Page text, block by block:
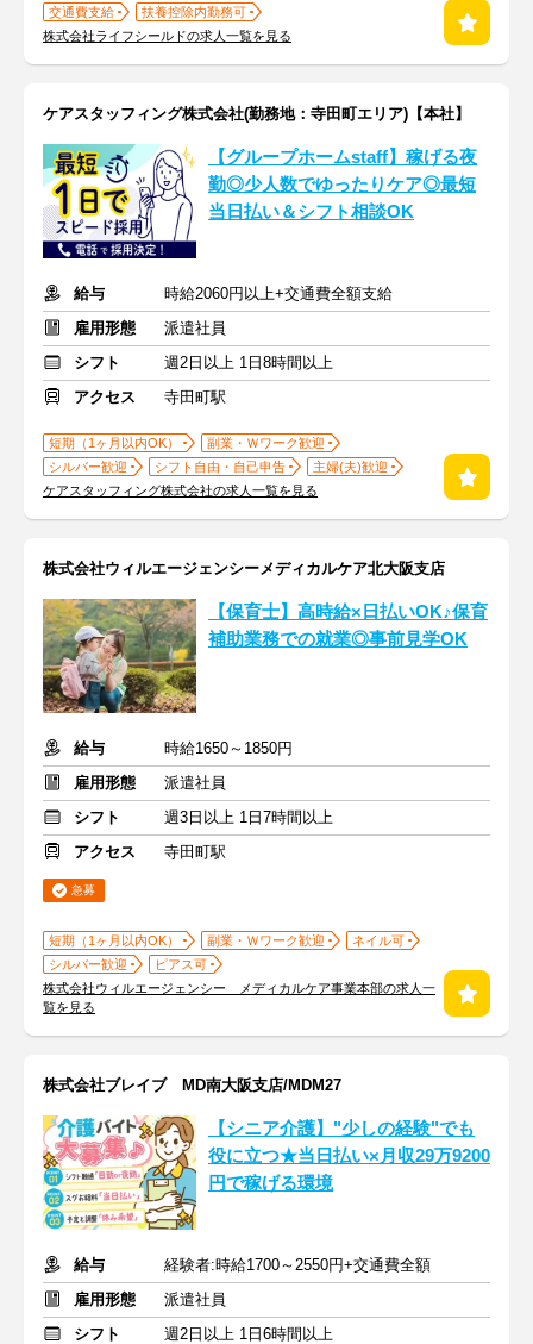
交通費支給
扶養控除内勤務可
株式会社ライフシールドの求人一覧を見る
ケアスタッフィング株式会社(勤務地：寺田町エリア)【本社】
【グループホームstaff】稼げる夜
勤◎少人数でゆったりケア◎最短
当日払い＆シフト相談OK
給与
時給2060円以上+交通費全額支給
雇用形態
派遣社員
シフト
週2日以上 1日8時間以上
アクセス
寺田町駅
短期（1ヶ月以内OK）
副業・Ｗワーク歓迎
シルバー歓迎
シフト自由・自己申告
主婦(夫)歓迎
ケアスタッフィング株式会社の求人一覧を見る
株式会社ウィルエージェンシーメディカルケア北大阪支店
【保育士】高時給×日払いOK♪保育
補助業務での就業◎事前見学OK
給与
時給1650～1850円
雇用形態
派遣社員
シフト
週3日以上 1日7時間以上
アクセス
寺田町駅
急募
短期（1ヶ月以内OK） 副業・Ｗワーク歓迎
ネイル可
シルバー歓迎
ピアス可
株式会社ウィルエージェンシー メディカルケア事業本部の求人一
覧を見る
株式会社ブレイブ MD南大阪支店/MDM27
【シニア介護】"少しの経験"でも
役に立つ★当日払い×月収29万9200
円で稼げる環境
給与
経験者:時給1700～2550円+交通費全額
雇用形態
派遣社員
シフト
週2日以上 1日6時間以上